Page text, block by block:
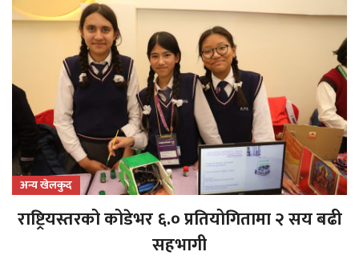
अन्य खेलकुद
राष्ट्रियस्तरको कोडेभर ६.० प्रतियोगितामा २ सय बढी
सहभागी